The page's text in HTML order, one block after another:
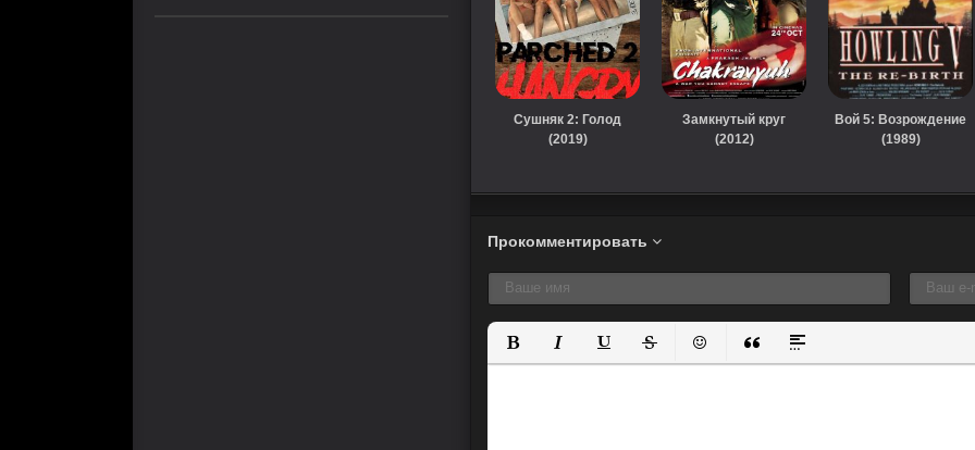
Сушняк 2: Голод
(2019)
Замкнутый круг
(2012)
Вой 5: Возрождение
(1989)
Прокомментировать
Полужирный
КурсивПодчеркнутый
ЗачеркнутыйВставить смайлик
Вставка цитаты
Вставка спойлера